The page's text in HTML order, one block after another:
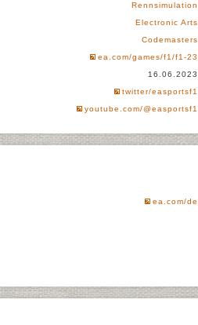
Rennsimulation
Electronic Arts
Codemasters
ea.com/games/f1/f1-23
16.06.2023
twitter/easportsf1
youtube.com/@easportsf1
ea.com/de